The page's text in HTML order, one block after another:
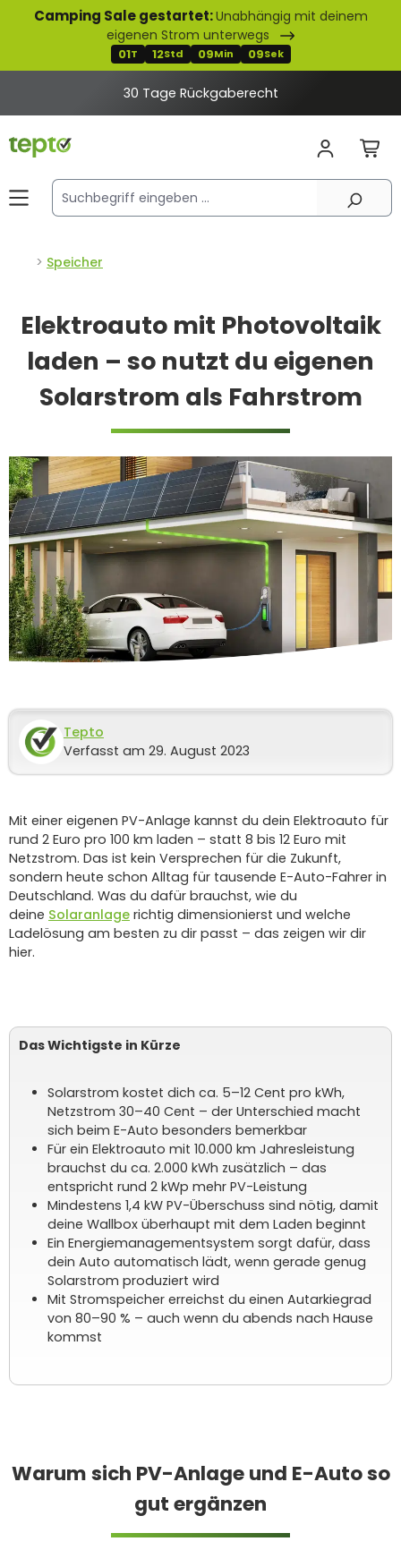
springen
Camping Sale gestartet:Unabhängig mit deinem
eigenen Strom unterwegs
01T 12Std 09Min 07Sek
30 Tage Rückgaberecht
Speicher
Elektroauto mit Photovoltaik
laden – so nutzt du eigenen
Solarstrom als Fahrstrom
Tepto
Verfasst am 29. August 2023
Mit einer eigenen PV-Anlage kannst du dein Elektroauto für
rund 2 Euro pro 100 km laden – statt 8 bis 12 Euro mit
Netzstrom. Das ist kein Versprechen für die Zukunft,
sondern heute schon Alltag für tausende E-Auto-Fahrer in
Deutschland. Was du dafür brauchst, wie du
deine Solaranlage richtig dimensionierst und welche
Ladelösung am besten zu dir passt – das zeigen wir dir
hier.
Das Wichtigste in Kürze
Solarstrom kostet dich ca. 5–12 Cent pro kWh,
Netzstrom 30–40 Cent – der Unterschied macht
sich beim E-Auto besonders bemerkbar
Für ein Elektroauto mit 10.000 km Jahresleistung
brauchst du ca. 2.000 kWh zusätzlich – das
entspricht rund 2 kWp mehr PV-Leistung
Mindestens 1,4 kW PV-Überschuss sind nötig, damit
deine Wallbox überhaupt mit dem Laden beginnt
Ein Energiemanagementsystem sorgt dafür, dass
dein Auto automatisch lädt, wenn gerade genug
Solarstrom produziert wird
Mit Stromspeicher erreichst du einen Autarkiegrad
von 80–90 % – auch wenn du abends nach Hause
kommst
Warum sich PV-Anlage und E-Auto so
gut ergänzen